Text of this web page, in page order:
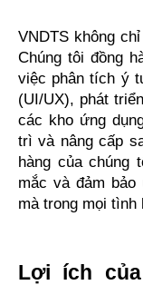
VNDTS không
Chúng tôi đồng
việc phân tích ý
(UI/UX), phát
các kho ứng
trì và nâng cấp
hàng của chúng
mắc và đảm
mà trong mọi tình
Lợi ích